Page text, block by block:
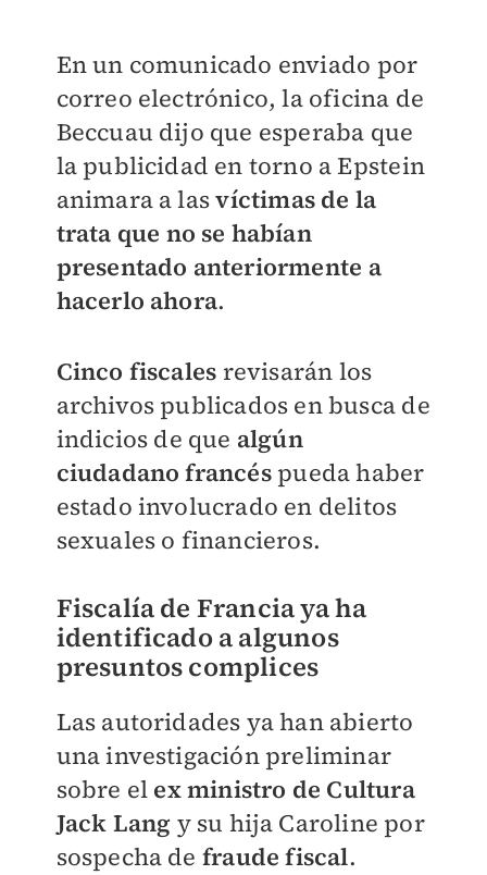
En un comunicado enviado por
correo electrónico, la oficina de
Beccuau dijo que esperaba que
la publicidad en torno a Epstein
animara a lasvíctimas de la
trata que no se habían
presentado anteriormente a
hacerlo ahora.
Cinco fiscales revisarán los
archivos publicados en busca de
indicios de que algún
ciudadano francéspueda haber
estado involucrado en delitos
sexuales o financieros.
Fiscalía de Francia ya ha
identificado a algunos
presuntos complices
Las autoridades ya han abierto
una investigación preliminar
sobre el ex ministro de Cultura
Jack Lang y su hija Caroline por
sospecha de fraude fiscal.